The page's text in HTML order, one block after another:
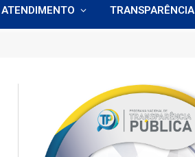
ATENDIMENTO TRANSPARÊNCIA